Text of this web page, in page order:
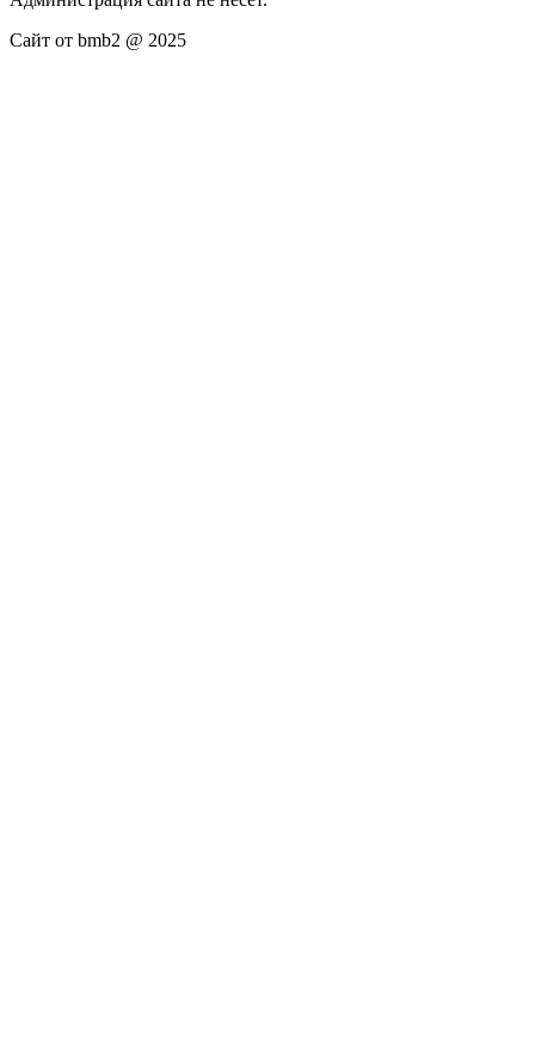
Сайт от bmb2 @ 2025